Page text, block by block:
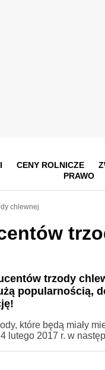
CENY ROLNICZE
PRAWO
chlewnej
trzody
popularnością,
które będą miały
lutego 2017 r. w